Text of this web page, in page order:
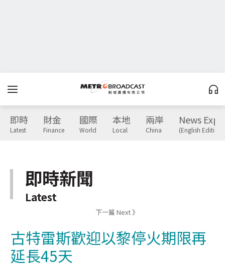
即時
Latest
財金
Finance
國際
World
本地
Local
兩岸
China
News
(English Edition)
即時新聞
Latest
下一篇 Next 》
古特雷斯歡迎以黎停火期限再
延長45天